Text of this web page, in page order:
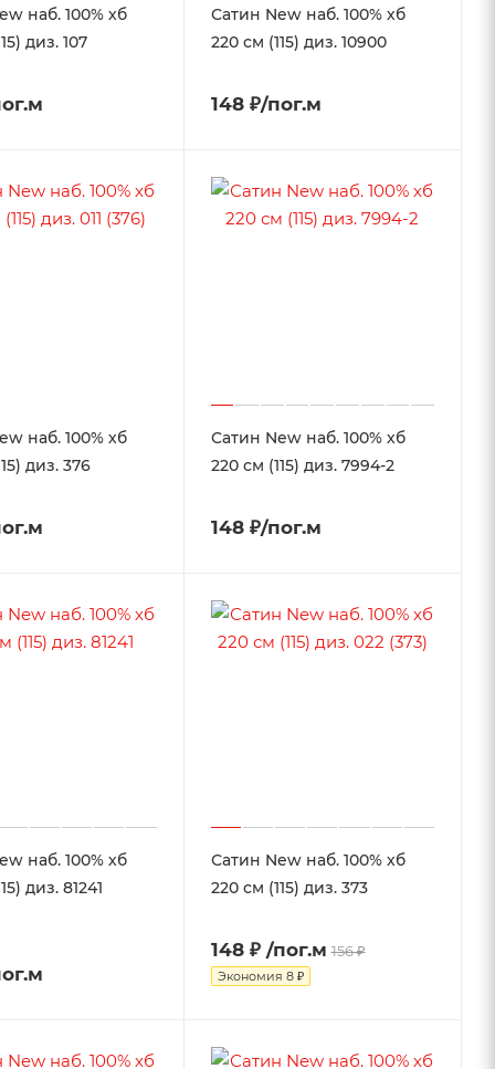
наб. 100% хб
диз. 107
Сатин New наб. 100% хб
220 см (115) диз. 10900
148 ₽/пог.м
наб. 100% хб
диз. 376
Сатин New наб. 100% хб
220 см (115) диз. 7994-2
148 ₽/пог.м
наб. 100% хб
диз. 81241
Сатин New наб. 100% хб
220 см (115) диз. 373
148 ₽ /пог.м 156 ₽
Экономия 8 ₽